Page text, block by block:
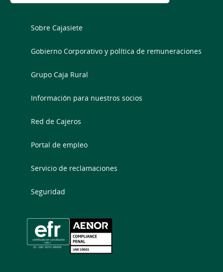
Sobre Cajasiete
Gobierno Corporativo y política de remuneraciones
Grupo Caja Rural
Información para nuestros socios
Red de Cajeros
Portal de empleo
Servicio de reclamaciones
Seguridad